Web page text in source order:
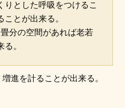
りとした呼吸をつけるこ
とが出来る。
分の空間があれば老若
。
進を計ることが出来る。